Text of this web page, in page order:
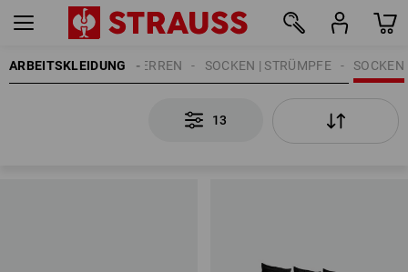
ARBEITSKLEIDUNG SOCKEN
SOCKEN | STRÜMPFE
HERREN
13